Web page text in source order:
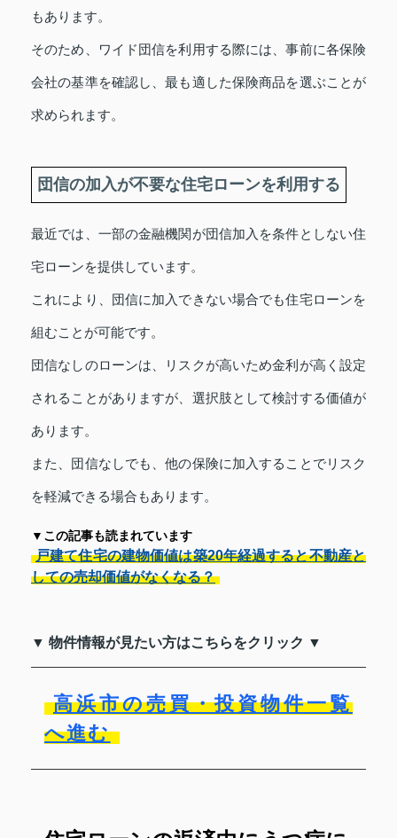
もあります。
そのため、ワイド団信を利用する際には、事前に各保険
会社の基準を確認し、最も適した保険商品を選ぶことが
求められます。
団信の加入が不要な住宅ローンを利用する
最近では、一部の金融機関が団信加入を条件としない住
宅ローンを提供しています。
これにより、団信に加入できない場合でも住宅ローンを
組むことが可能です。
団信なしのローンは、リスクが高いため金利が高く設定
されることがありますが、選択肢として検討する価値が
あります。
また、団信なしでも、他の保険に加入することでリスク
を軽減できる場合もあります。
▼この記事も読まれています
戸建て住宅の建物価値は築20年経過すると不動産と
しての売却価値がなくなる？
▼ 物件情報が見たい方はこちらをクリック ▼
高浜市の売買・投資物件一覧
へ進む